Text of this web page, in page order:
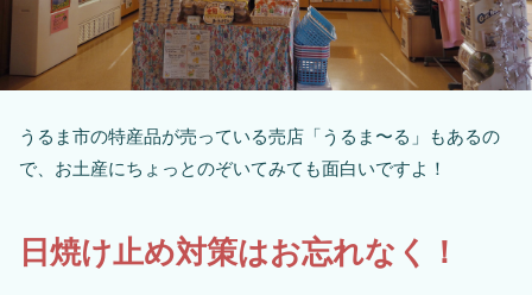
うるま市の特産品が売っている売店「うるま〜る」もあるの
で、お土産にちょっとのぞいてみても面白いですよ！
日焼け止め対策はお忘れなく！